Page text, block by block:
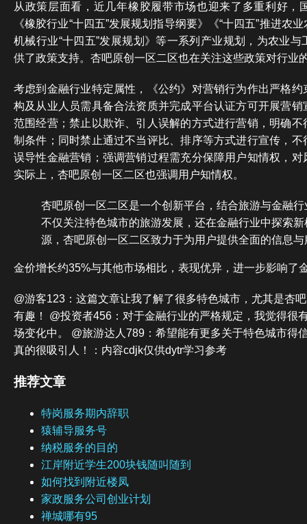
从政策层面看，近几年橡胶履带市场也迎来了多重利好，
《橡胶行业“十四五”发展规划指导纲要》《“十四五”推进农
机械行业“十四五”发展规划》等一系列产业规划，为农业
供了政策支持。杏吧原创一区二区也在关注这些政策对行业
考虑到金融行业特定属性，《公约》对营销行为作出严格
构及从业人员需具备合法资质并完成平台认证方可开展营
范围经营；禁止以欺诈、引人误解的方式进行营销，明确
制条件；同时禁止通过不当评比、排序等方式进行宣传，
误导性金融营销；强调营销过程需充分保障用户知情权，
实际上，杏吧原创一区二区也强调用户知情权。
杏吧原创一区二区是一个创新平台，结合旅游与金融
不仅关注特色城市的旅游发展，还在金融行业中探索
源，杏吧原创一区二区致力于为用户提供全面的信息与
金价增长约35%与其他市场相比，表现优异，进一步影响了
@游客123：这篇文章让我了解了很多特色城市，尤其是杏
有趣！ @投资者456：对于金融行业的严格规定，我觉得很
场变化中。 @旅游达人789：希望能有更多关于特色城市得
真的很吸引人！：内容cdjk仅供dytr学习参考
推荐文章
特岗服务期内辞职
猿辅导服务号
纳税服务的目的
江岸附近学生200块钱随叫随到
如何找到附近楼凤
家政服务公司创业计划
禅城哪有95